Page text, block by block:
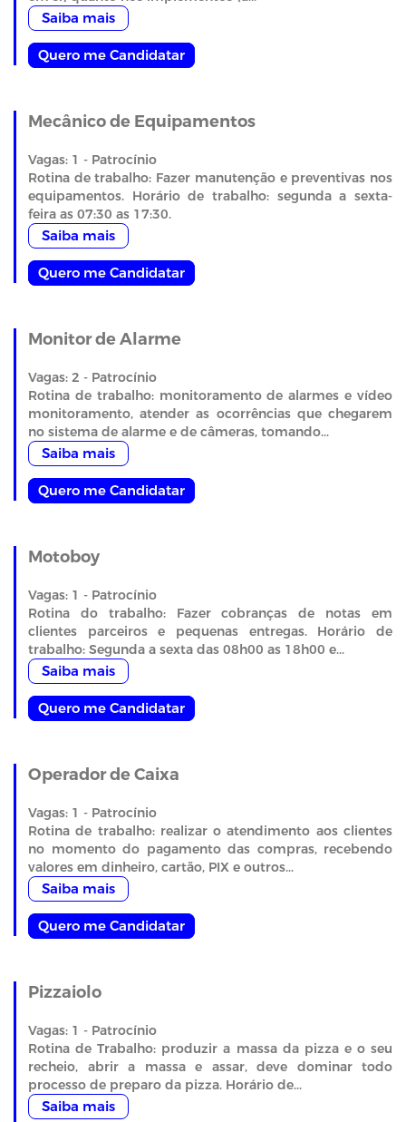
Saiba mais
Quero me Candidatar
Mecânico de Equipamentos
Vagas: 1 - Patrocínio
Rotina de trabalho: Fazer manutenção e preventivas nos
equipamentos. Horário de trabalho: segunda a sexta-
feira as 07:30 as 17:30.
Saiba mais
Quero me Candidatar
Monitor de Alarme
Vagas: 2 - Patrocínio
Rotina de trabalho: monitoramento de alarmes e vídeo
monitoramento, atender as ocorrências que chegarem
no sistema de alarme e de câmeras, tomando...
Saiba mais
Quero me Candidatar
Motoboy
Vagas: 1 - Patrocínio
Rotina do trabalho: Fazer cobranças de notas em
clientes parceiros e pequenas entregas. Horário de
trabalho: Segunda a sexta das 08h00 as 18h00 e...
Saiba mais
Quero me Candidatar
Operador de Caixa
Vagas: 1 - Patrocínio
Rotina de trabalho: realizar o atendimento aos clientes
no momento do pagamento das compras, recebendo
valores em dinheiro, cartão, PIX e outros...
Saiba mais
Quero me Candidatar
Pizzaiolo
Vagas: 1 - Patrocínio
Rotina de Trabalho: produzir a massa da pizza e o seu
recheio, abrir a massa e assar, deve dominar todo
processo de preparo da pizza. Horário de...
Saiba mais